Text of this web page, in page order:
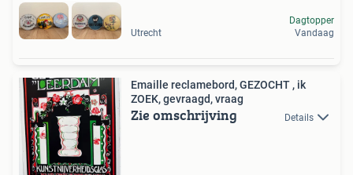
Utrecht
Dagtopper
Vandaag
Emaille reclamebord, GEZOCHT , ik
ZOEK, gevraagd, vraag
Zie omschrijving Details